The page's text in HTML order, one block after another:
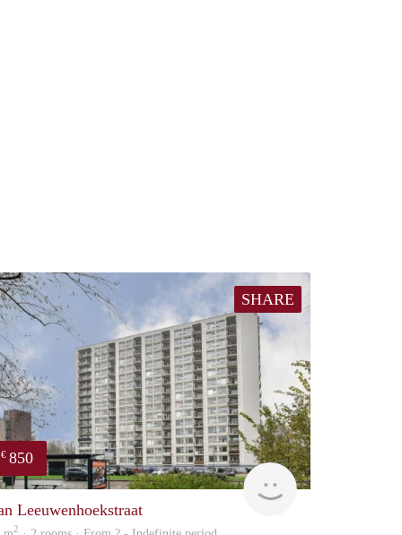
SHARE
€ 850
rent
Leeuwenhoekstraat
2